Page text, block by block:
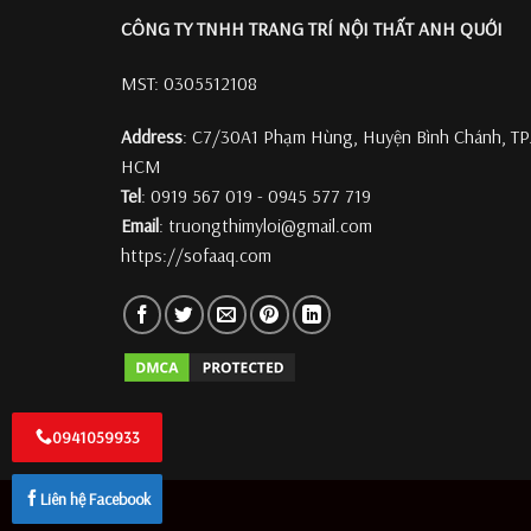
CÔNG TY TNHH TRANG TRÍ NỘI THẤT ANH QUỚI
MST: 0305512108
Address: C7/30A1 Phạm Hùng, Huyện Bình Chánh, TP.
HCM
Tel: 0919 567 019 - 0945 577 719
Email: truongthimyloi@gmail.com
https://sofaaq.com
0941059933
Liên hệ Facebook